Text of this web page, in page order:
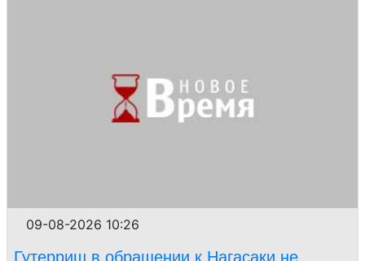
09-08-2026 10:26
Гутерриш в обращении к Нагасаки не